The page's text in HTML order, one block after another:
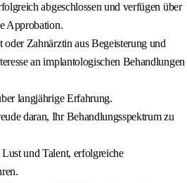
abgeschlossen und verfügen über
Approbation.
oder Zahnärztin aus Begeisterung und
an implantologischen Behandlungen
langjährige Erfahrung.
daran, Ihr Behandlungsspektrum zu
und Talent, erfolgreiche